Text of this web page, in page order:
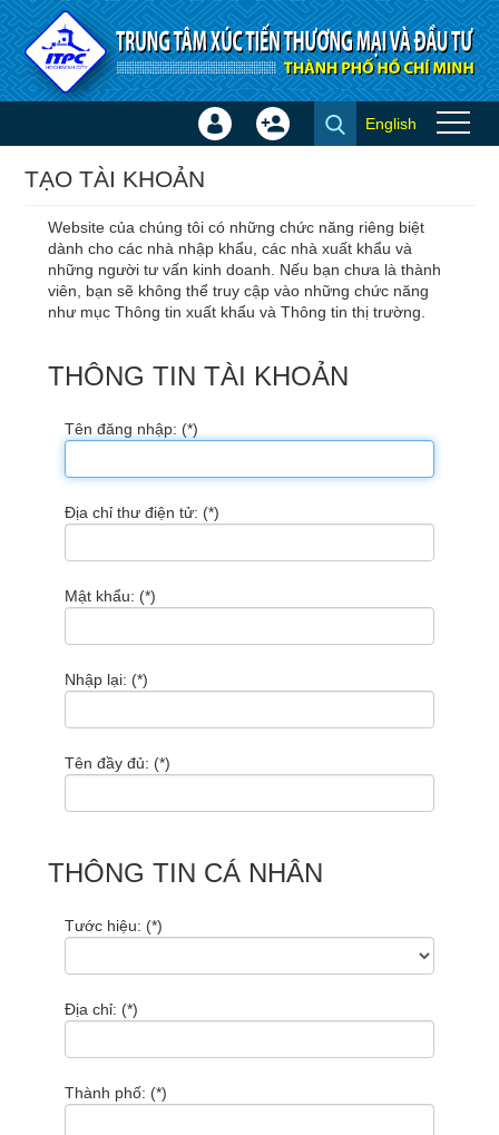
Truy cập nội dung luôn
Hội thảo - Đào tạo
Đăng
Tạo
English
TẠO TÀI KHOẢN
Website của chúng tôi có những chức năng riêng biệt
dành cho các nhà nhập khẩu, các nhà xuất khẩu và
những người tư vấn kinh doanh. Nếu bạn chưa là thành
viên, bạn sẽ không thể truy cập vào những chức năng
như mục Thông tin xuất khẩu và Thông tin thị trường.
THÔNG TIN TÀI KHOẢN
Tên đăng nhập: (*)
Địa chỉ thư điện tử: (*)
Mật khẩu: (*)
Nhập lại: (*)
Tên đầy đủ: (*)
THÔNG TIN CÁ NHÂN
Tước hiệu: (*)
Địa chỉ: (*)
Thành phố: (*)